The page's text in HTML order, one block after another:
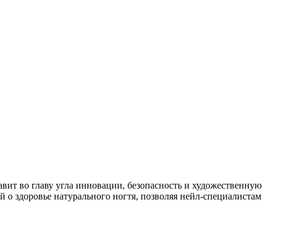
во главу угла инновации, безопасность и художественную
здоровье натурального ногтя, позволяя нейл-специалистам